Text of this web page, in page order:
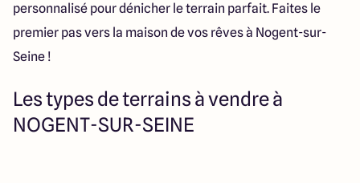
personnalisé pour dénicher le terrain parfait. Faites le
premier pas vers la maison de vos rêves à Nogent-sur-
Seine !
Les types de terrains à vendre à
NOGENT-SUR-SEINE